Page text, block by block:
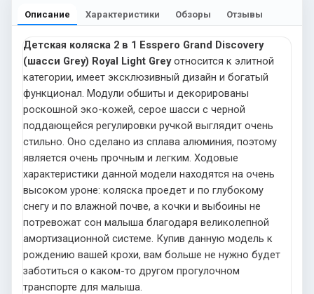
Описание Характеристики Обзоры Отзывы
Детская коляска 2 в 1 Esspero Grand Discovery
(шасси Grey) Royal Light Greyотносится к элитной
категории, имеет эксклюзивный дизайн и богатый
функционал. Модули обшиты и декорированы
роскошной эко-кожей, серое шасси с черной
поддающейся регулировки ручкой выглядит очень
стильно. Оно сделано из сплава алюминия, поэтому
является очень прочным и легким. Ходовые
характеристики данной модели находятся на очень
высоком уроне: коляска проедет и по глубокому
снегу и по влажной почве, а кочки и выбоины не
потревожат сон малыша благодаря великолепной
амортизационной системе. Купив данную модель к
рождению вашей крохи, вам больше не нужно будет
заботиться о каком-то другом прогулочном
транспорте для малыша.